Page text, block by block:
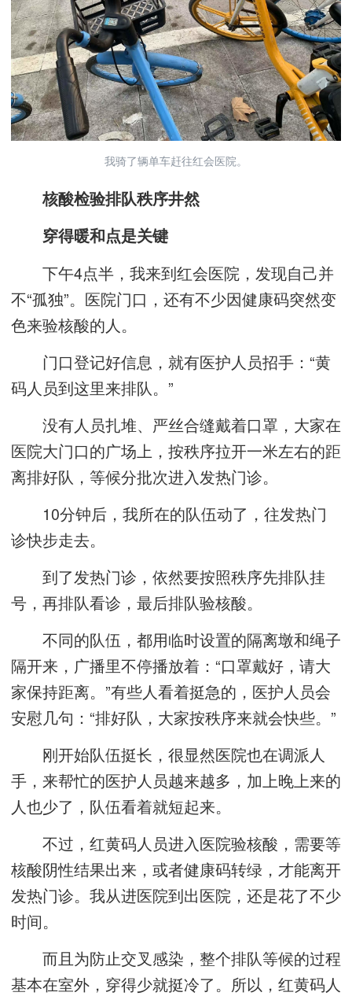
我骑了辆单车赶往红会医院。
核酸检验排队秩序井然
穿得暖和点是关键
下午4点半，我来到红会医院，发现自己并
不“孤独”。医院门口，还有不少因健康码突然变
色来验核酸的人。
门口登记好信息，就有医护人员招手：“黄
码人员到这里来排队。”
没有人员扎堆、严丝合缝戴着口罩，大家在
医院大门口的广场上，按秩序拉开一米左右的距
离排好队，等候分批次进入发热门诊。
10分钟后，我所在的队伍动了，往发热门
诊快步走去。
到了发热门诊，依然要按照秩序先排队挂
号，再排队看诊，最后排队验核酸。
不同的队伍，都用临时设置的隔离墩和绳子
隔开来，广播里不停播放着：“口罩戴好，请大
家保持距离。”有些人看着挺急的，医护人员会
安慰几句：“排好队，大家按秩序来就会快些。”
刚开始队伍挺长，很显然医院也在调派人
手，来帮忙的医护人员越来越多，加上晚上来的
人也少了，队伍看着就短起来。
不过，红黄码人员进入医院验核酸，需要等
核酸阴性结果出来，或者健康码转绿，才能离开
发热门诊。我从进医院到出医院，还是花了不少
时间。
而且为防止交叉感染，整个排队等候的过程
基本在室外，穿得少就挺冷了。所以，红黄码人